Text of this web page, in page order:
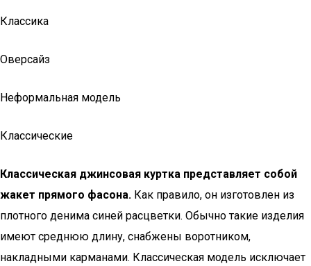
Классика
Оверсайз
Неформальная модель
Классические
Классическая джинсовая куртка представляет собой
жакет прямого фасона. Как правило, он изготовлен из
плотного денима синей расцветки. Обычно такие изделия
имеют среднюю длину, снабжены воротником,
накладными карманами. Классическая модель исключает